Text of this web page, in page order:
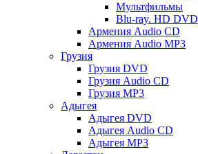
Мультфильмы
Blu-ray. HD DVD
Армения Audio CD
Армения Audio MP3
Грузия
Грузия DVD
Грузия Audio CD
Грузия MP3
Адыгея
Адыгея DVD
Адыгея Audio CD
Адыгея MP3